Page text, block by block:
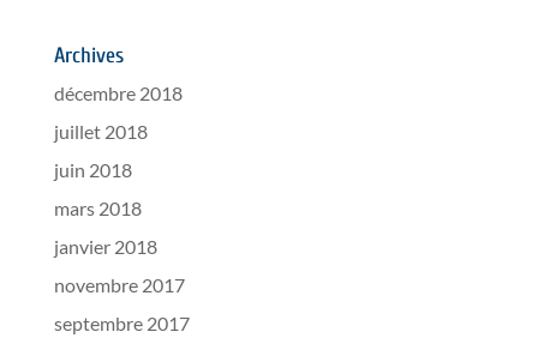
Archives
décembre 2018
juillet 2018
juin 2018
mars 2018
janvier 2018
novembre 2017
septembre 2017